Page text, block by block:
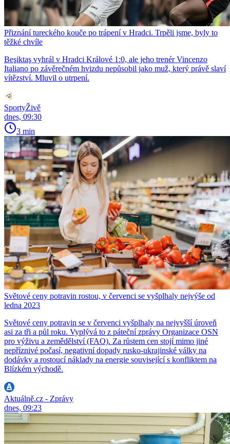
Přiznání tureckého kouče po trápení v Hradci. Trpěli jsme, byly to
těžké chvíle
Beşiktaş vyhrál v Hradci Králové 1:0, ale jeho trenér Vincenzo
Italiano po závěrečném hvizdu nepůsobil jako muž, který právě slaví
vítězství. Mluvil o utrpení.
SportyŽivě
dnes, 09:30
3 min
Světové ceny potravin rostou, v červenci se vyšplhaly nejvýše od
ledna 2023
Světové ceny potravin se v červenci vyšplhaly na nejvyšší úroveň
asi za tři a půl roku. Vyplývá to z páteční zprávy Organizace OSN
pro výživu a zemědělství (FAO). Za růstem cen stojí mimo jiné
nepříznivé počasí, negativní dopady rusko-ukrajinské války na
dodávky a rostoucí náklady na energie související s konfliktem na
Blízkém východě.
Aktuálně.cz - Zprávy
dnes, 09:23